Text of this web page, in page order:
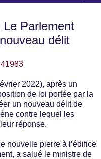
Le Parlement
délit
2022), après un
de loi portée par la
un nouveau délit de
contre lequel les
réponse.
nouvelle pierre à l’édifice
a salué le ministre de